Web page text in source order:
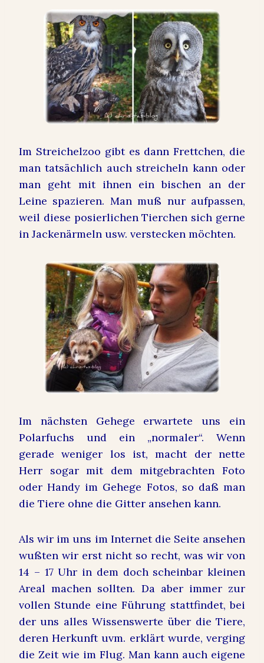
Im Streichelzoo gibt es dann Frettchen, die
man tatsächlich auch streicheln kann oder
man geht mit ihnen ein bischen an der
Leine spazieren. Man muß nur aufpassen,
weil diese posierlichen Tierchen sich gerne
in Jackenärmeln usw. verstecken möchten.
Im nächsten Gehege erwartete uns ein
Polarfuchs und ein „normaler“. Wenn
gerade weniger los ist, macht der nette
Herr sogar mit dem mitgebrachten Foto
oder Handy im Gehege Fotos, so daß man
die Tiere ohne die Gitter ansehen kann.
Als wir im uns im Internet die Seite ansehen
wußten wir erst nicht so recht, was wir von
14 – 17 Uhr in dem doch scheinbar kleinen
Areal machen sollten. Da aber immer zur
vollen Stunde eine Führung stattfindet, bei
der uns alles Wissenswerte über die Tiere,
deren Herkunft uvm. erklärt wurde, verging
die Zeit wie im Flug. Man kann auch eigene